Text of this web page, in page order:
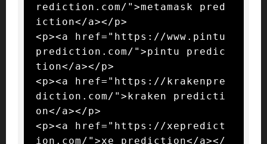
rediction.com/">metamask pred
iction</a></p>
<p><a href="https://www.pintu
prediction.com/">pintu predic
tion</a></p>
<p><a href="https://krakenpre
diction.com/">kraken predicti
on</a></p>
<p><a href="https://xepredict
ion.com/">xe prediction</a></